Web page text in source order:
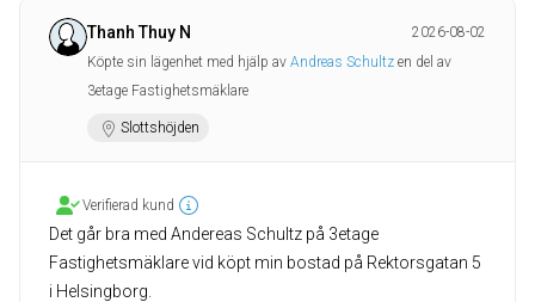
Thanh Thuy N
2026-08-02
Köpte sin lägenhet med hjälp av Andreas Schultz en del av
3etage Fastighetsmäklare
Slottshöjden
Verifierad kund
Det går bra med Andereas Schultz på 3etage
Fastighetsmäklare vid köpt min bostad på Rektorsgatan 5
i Helsingborg.